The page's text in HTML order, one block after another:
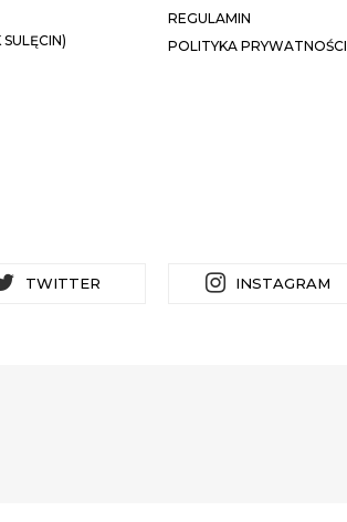
REGULAMIN
POLITYKA PRYWATNOŚCI
TWITTER INSTAGRAM